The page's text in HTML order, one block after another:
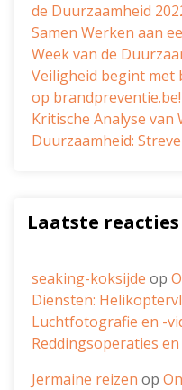
de Duurzaamheid
Samen Werken aan
Week van de
Veiligheid begint
op brandpreventie.be!
Kritische Analyse van
Duurzaamheid:
Laatste reacties
seaking-koksijde op
Diensten:
Luchtfotografie en -
Reddingsoperaties
Jermaine reizen op